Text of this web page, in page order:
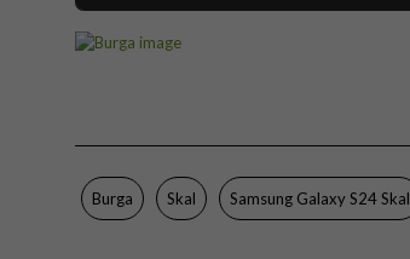
Färg
Material
Varumärke
Burga Skal Samsung Galaxy S24 Skal